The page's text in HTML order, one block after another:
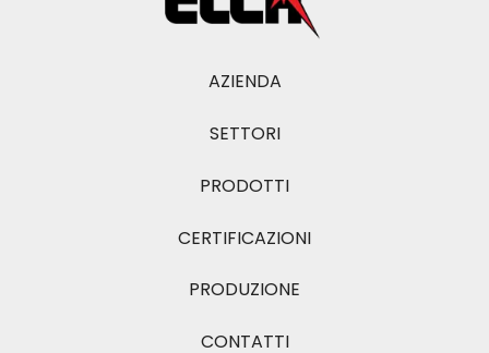
AZIENDA
SETTORI
PRODOTTI
CERTIFICAZIONI
PRODUZIONE
CONTATTI